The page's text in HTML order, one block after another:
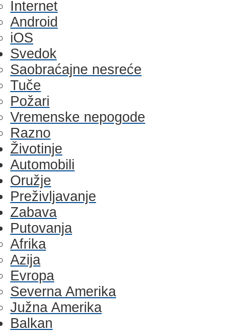
Internet
Android
iOS
Svedok
Saobraćajne nesreće
Tuče
Požari
Vremenske nepogode
Razno
Životinje
Automobili
Oružje
Preživljavanje
Zabava
Putovanja
Afrika
Azija
Evropa
Severna Amerika
Južna Amerika
Balkan